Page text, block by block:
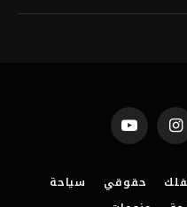
Instagram
YouTube
حقوقي
سياحة